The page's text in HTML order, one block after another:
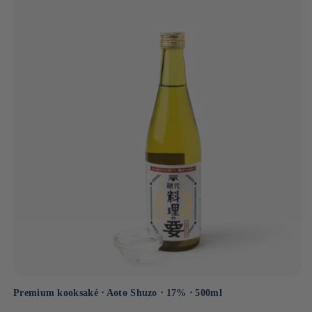
Premium kooksaké ⋅ Aoto Shuzo ⋅ 17% ⋅ 500ml